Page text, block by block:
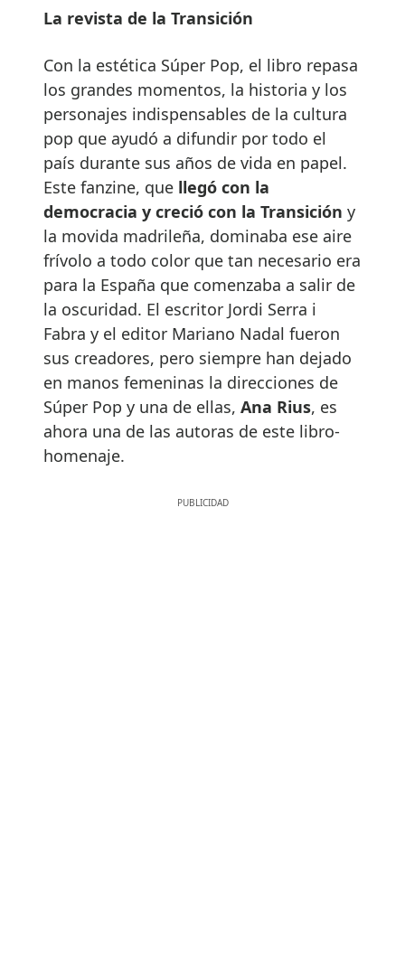
La revista de la Transición
Con la estética Súper Pop, el libro repasa
los grandes momentos, la historia y los
personajes indispensables de la cultura
pop que ayudó a difundir por todo el
país durante sus años de vida en papel.
Este fanzine, que llegó con la
democracia y creció con la Transición y
la movida madrileña, dominaba ese aire
frívolo a todo color que tan necesario era
para la España que comenzaba a salir de
la oscuridad. El escritor Jordi Serra i
Fabra y el editor Mariano Nadal fueron
sus creadores, pero siempre han dejado
en manos femeninas la direcciones de
Súper Pop y una de ellas, Ana Rius, es
ahora una de las autoras de este libro-
homenaje.